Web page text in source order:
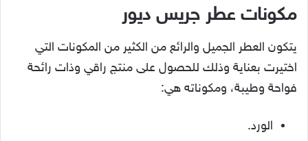
مكونات عطر جريس ديور
يتكون العطر الجميل والرائع من الكثير من المكونات التي
اختيرت بعناية وذلك للحصول على منتج راقي وذات رائحة
فواحة وطيبة، ومكوناته هي:
الورد.